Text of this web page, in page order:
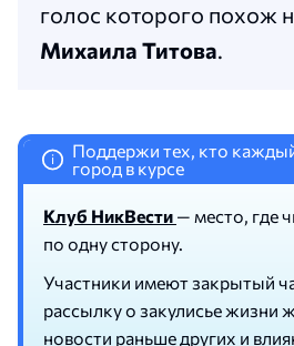
голос которого похож
Михаила Титова.
i
Поддержи тех, кто
город в курсе
Клуб НикВести — место, где
по одну сторону.
Участники имеют закрытый
рассылку о закулисье жизни
новости раньше других и